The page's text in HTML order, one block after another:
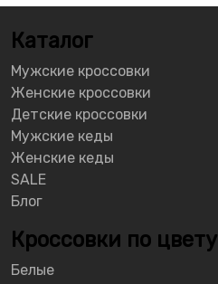
Каталог
Мужские кроссовки
Женские кроссовки
Детские кроссовки
Мужские кеды
Женские кеды
SALE
Блог
Кроссовки по цвету
Белые